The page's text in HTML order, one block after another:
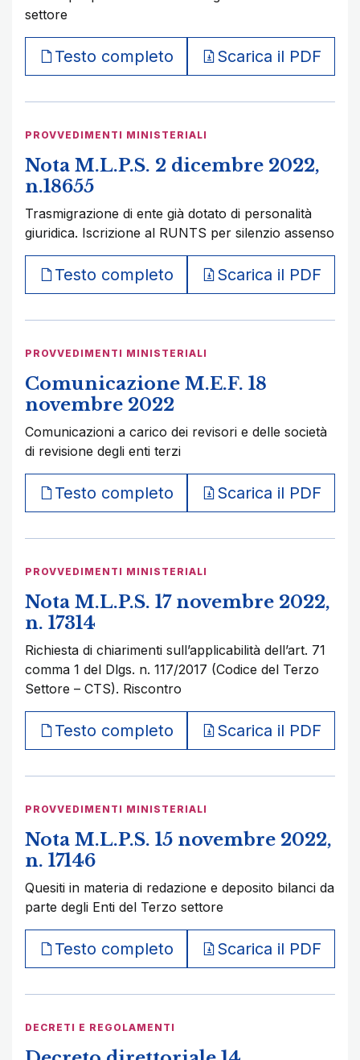
settore
Testo completo Scarica il PDF
PROVVEDIMENTI MINISTERIALI
Nota M.L.P.S. 2 dicembre 2022,
n.18655
Trasmigrazione di ente già dotato di personalità
giuridica. Iscrizione al RUNTS per silenzio assenso
Testo completo Scarica il PDF
PROVVEDIMENTI MINISTERIALI
Comunicazione M.E.F. 18
novembre 2022
Comunicazioni a carico dei revisori e delle società
di revisione degli enti terzi
Testo completo Scarica il PDF
PROVVEDIMENTI MINISTERIALI
Nota M.L.P.S. 17 novembre 2022,
n. 17314
Richiesta di chiarimenti sull’applicabilità dell’art. 71
comma 1 del Dlgs. n. 117/2017 (Codice del Terzo
Settore – CTS). Riscontro
Testo completo Scarica il PDF
PROVVEDIMENTI MINISTERIALI
Nota M.L.P.S. 15 novembre 2022,
n. 17146
Quesiti in materia di redazione e deposito bilanci da
parte degli Enti del Terzo settore
Testo completo Scarica il PDF
DECRETI E REGOLAMENTI